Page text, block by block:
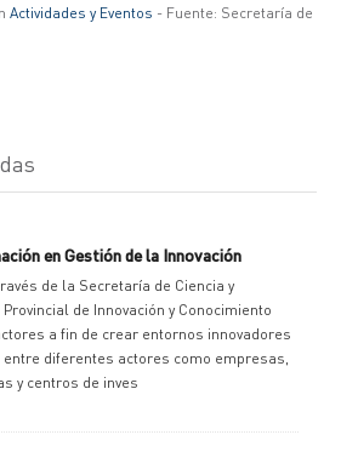
Actividades y Eventos - Fuente: Secretaría de
en Gestión de la Innovación
de la Secretaría de Ciencia y
de Innovación y Conocimiento
a fin de crear entornos innovadores
diferentes actores como empresas,
y centros de inves